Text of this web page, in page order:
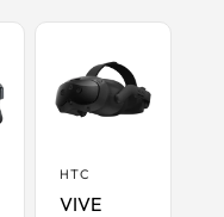
HTC
VIVE